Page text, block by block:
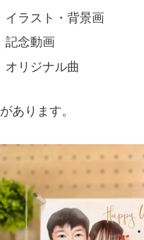
イラスト・背景画
記念動画
オリジナル曲
あります。